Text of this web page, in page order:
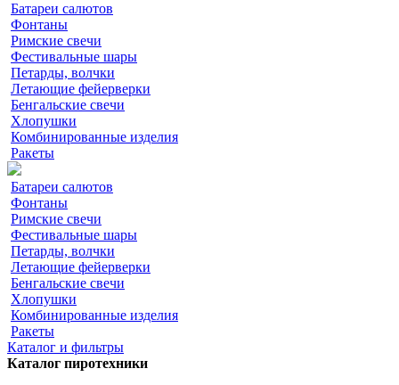
Батареи салютов
Фонтаны
Римские свечи
Фестивальные шары
Петарды, волчки
Летающие фейерверки
Бенгальские свечи
Хлопушки
Комбинированные изделия
Ракеты
Батареи салютов
Фонтаны
Римские свечи
Фестивальные шары
Петарды, волчки
Летающие фейерверки
Бенгальские свечи
Хлопушки
Комбинированные изделия
Ракеты
Каталог и фильтры
Каталог пиротехники